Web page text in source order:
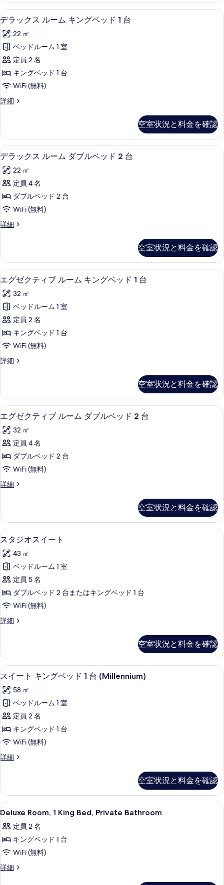
真
を
表
示
す
る
グ
ベ
ッ
ド
1
台
の
す
の
写
真
を
表
示
す
る
イ
ー
キ
ン
ベ
ッ
ド
台
デ
ラ
ッ
ク
ス
ル
ー
ム
ン
グ
ベ
ッ
ド
1
台
の
て
の
写
真
を
表
示
す
る
低刺激性寝具、羽毛の掛け布団、セ
6
デラックス ルーム キングベッド 1 台
22 ㎡
ベッドルーム 1 室
定員 2 名
キングベッド 1 台
WiFi (無料)
詳細
デ
ス
ル
ー
キ
ン
ベ
ッ
1
細
空室状況と料金を確認
デ
ラ
ッ
ク
ス
ル
ー
ダ
ブ
ル
ベ
ッ
ド
2
台
の
て
の
写
真
を
表
示
す
デラックス ルーム ダブルベッド 2
5
デラックス ルーム ダブルベッド 2 台
22 ㎡
定員 4 名
ダブルベッド 2 台
WiFi (無料)
詳細
デ
ス
ル
ー
ダ
ブ
ベ
ッ
ド
台
空室状況と料金を確認
エ
グ
ゼ
ク
テ
ィ
ブ
ル
ム
キ
ン
グ
ベ
ッ
ド
1
す
べ
て
の
写
真
を
表
示
る
エグゼクティブ ルーム キングベッ
9
エグゼクティブ ルーム キングベッド 1 台
32 ㎡
ベッドルーム 1 室
定員 2 名
キングベッド 1 台
WiFi (無料)
詳細
エ
テ
ィ
ブ
ー
ム
ン
グ
ッ
の
詳
細
空室状況と料金を確認
エ
グ
ゼ
ク
テ
ィ
ブ
ー
ム
ダ
ブ
ル
ベ
ッ
ド
2
す
べ
て
の
写
真
を
表
示
る
エグゼクティブ ルーム ダブルベッ
11
エグゼクティブ ルーム ダブルベッド 2 台
32 ㎡
定員 4 名
ダブルベッド 2 台
WiFi (無料)
詳細
エ
テ
ィ
ブ
ー
ム
ブ
ル
ベ
ッ
ド
詳
細
空室状況と料金を確認
ス
タ
ジ
オ
ス
イ
ー
ト
す
べ
て
の
写
真
を
表
示
スタジオスイート | 低刺激性寝具、
9
スタジオスイート
43 ㎡
ベッドルーム 1 室
定員 5 名
ダブルベッド 2 台またはキングベッド 1 台
WiFi (無料)
詳細
ス
ス
イ
ー
の
詳
空室状況と料金を確認
ス
イ
ー
ト
キ
ン
グ
ベ
ド
台
(Millennium)
の
す
べ
スイート キングベッド 1 台
11
スイート キングベッド 1 台 (Millennium)
58 ㎡
ベッドルーム 1 室
定員 2 名
キングベッド 1 台
WiFi (無料)
詳細
ス
キ
ン
グ
ッ
ド
台
(Millennium)
の
空室状況と料金を確認
Deluxe
Room,
1
King
Bed,
Private
低刺激性寝具、羽毛の掛け布団、セ
5
Deluxe Room, 1 King Bed, Private Bathroom
定員 2 名
キングベッド 1 台
WiFi (無料)
詳細
Deluxe